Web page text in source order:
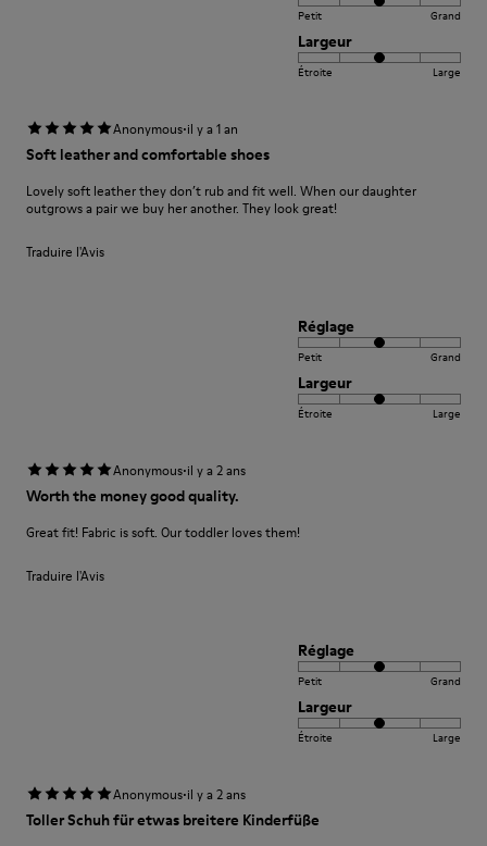
Petit Grand
Largeur
Étroite Large
Anonymous·il y a 1 an
Soft leather and comfortable shoes
Lovely soft leather they don’t rub and fit well. When our daughter
outgrows a pair we buy her another. They look great!
Traduire l'Avis
Réglage
Petit Grand
Largeur
Étroite Large
Anonymous·il y a 2 ans
Worth the money good quality.
Great fit! Fabric is soft. Our toddler loves them!
Traduire l'Avis
Réglage
Petit Grand
Largeur
Étroite Large
Anonymous·il y a 2 ans
Toller Schuh für etwas breitere Kinderfüße